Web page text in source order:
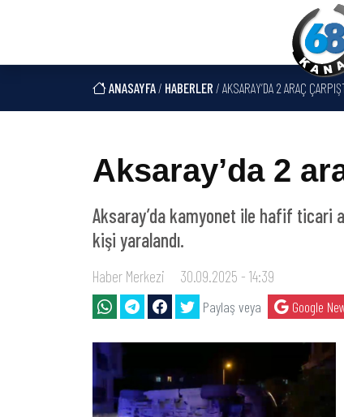
ANASAYFA/ HABERLER / AKSARAY’DA 2 ARAÇ
Aksaray’da 2
Aksaray’da kamyonet ile hafif ticari
kişi yaralandı.
Haber Merkezi 30.09.2025 - 14:39
Paylaş veya Google